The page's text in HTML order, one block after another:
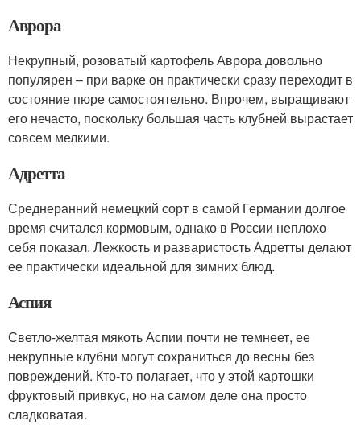
Аврора
Некрупный, розоватый картофель Аврора довольно
популярен – при варке он практически сразу переходит в
состояние пюре самостоятельно. Впрочем, выращивают
его нечасто, поскольку большая часть клубней вырастает
совсем мелкими.
Адретта
Среднеранний немецкий сорт в самой Германии долгое
время считался кормовым, однако в России неплохо
себя показал. Лежкость и разваристость Адретты делают
ее практически идеальной для зимних блюд.
Аспия
Светло-желтая мякоть Аспии почти не темнеет, ее
некрупные клубни могут сохраниться до весны без
повреждений. Кто-то полагает, что у этой картошки
фруктовый привкус, но на самом деле она просто
сладковатая.